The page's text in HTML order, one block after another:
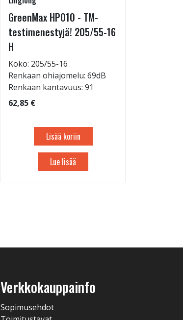
GreenMax HP010 - TM-
testimenestyjä! 205/55-16
H
Koko: 205/55-16
Renkaan ohiajomelu: 69dB
Renkaan kantavuus: 91
62,85 €
Lisää koriin
Lue lisää
Verkkokauppainfo
Sopimusehdot